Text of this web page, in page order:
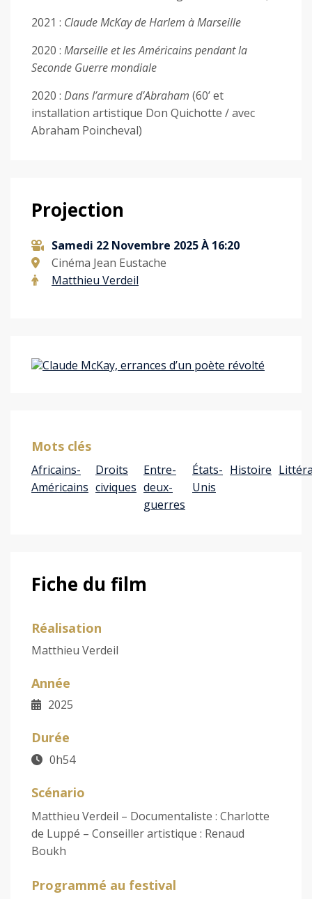
2021 : Claude McKay de Harlem à Marseille
2020 : Marseille et les Américains pendant la
Seconde Guerre mondiale
2020 : Dans l’armure d’Abraham (60’ et
installation artistique Don Quichotte / avec
Abraham Poincheval)
Projection
Samedi 22 Novembre 2025 À 16:20
Cinéma Jean Eustache
Matthieu Verdeil
Mots clés
Africains-
Américains
Droits
civiques
Entre-
deux-
guerres
États-
Unis
Histoire
Fiche du film
Réalisation
Matthieu Verdeil
Année
2025
Durée
0h54
Scénario
Matthieu Verdeil – Documentaliste : Charlotte
de Luppé – Conseiller artistique : Renaud
Boukh
Programmé au festival